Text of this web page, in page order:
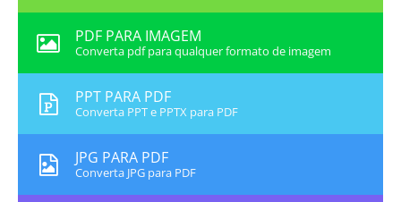
PDF PARA IMAGEM
Converta pdf para qualquer formato de imagem
PPT PARA PDF
Converta PPT e PPTX para PDF
JPG PARA PDF
Converta JPG para PDF